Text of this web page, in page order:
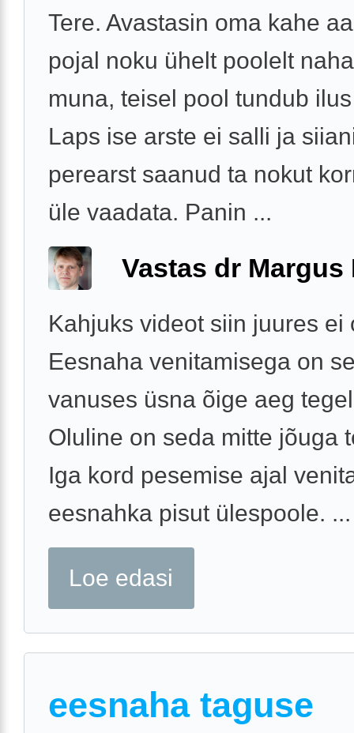
Tere. Avastasin oma kahe
pojal noku ühelt poolelt
muna, teisel pool tundub
Laps ise arste ei salli ja
perearst saanud ta nokut
üle vaadata. Panin ...
Vastas dr Margus
Kahjuks videot siin juures ei
Eesnaha venitamisega on
vanuses üsna õige aeg
Oluline on seda mitte jõuga
Iga kord pesemise ajal
eesnahka pisut ülespoole. ...
Loe edasi
eesnaha taguse